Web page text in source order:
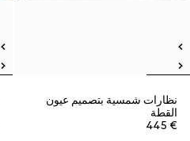
نظارات شمسية بتصميم عيون
القطة
€ 445